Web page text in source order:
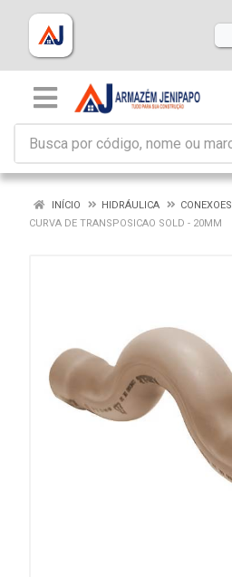
INÍCIO HIDRÁULICA
CONEXOES
CURVA DE TRANSPOSICAO SOLD - 20MM